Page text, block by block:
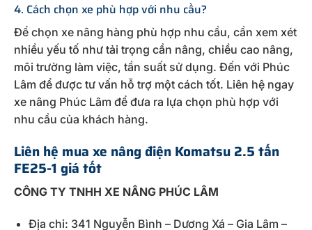
4. Cách chọn xe phù hợp với nhu cầu?
Để chọn xe nâng hàng phù hợp nhu cầu, cần xem xét
nhiều yếu tố như tải trọng cần nâng, chiều cao nâng,
môi trường làm việc, tần suất sử dụng. Đến với Phúc
Lâm để được tư vấn hỗ trợ một cách tốt. Liên hệ ngay
xe nâng Phúc Lâm để đưa ra lựa chọn phù hợp với
nhu cầu của khách hàng.
Liên hệ mua xe nâng điện Komatsu 2.5 tấn
FE25-1 giá tốt
CÔNG TY TNHH XE NÂNG PHÚC LÂM
Địa chỉ: 341 Nguyễn Bình – Dương Xá – Gia Lâm –